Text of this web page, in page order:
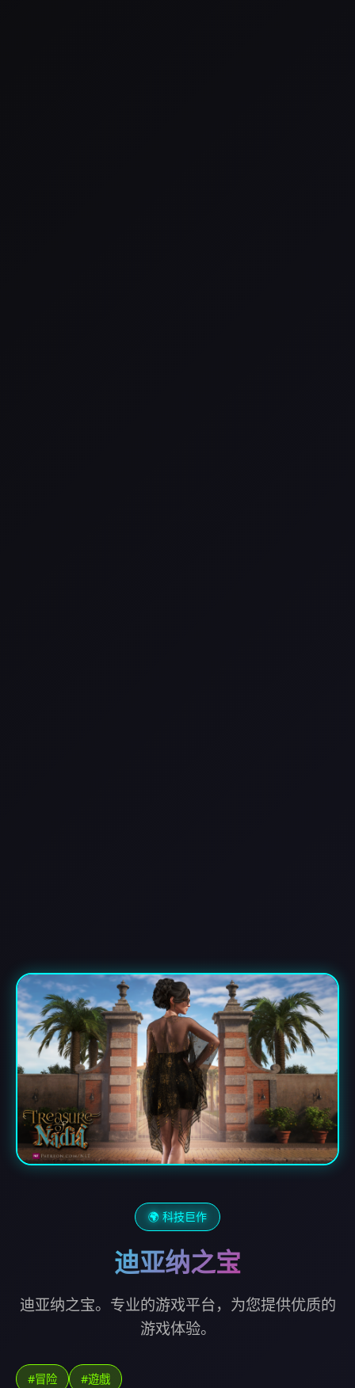
🌍 科技巨作
迪亚纳之宝
迪亚纳之宝。专业的游戏平台，为您提供优质的
游戏体验。
#冒险 #遊戲